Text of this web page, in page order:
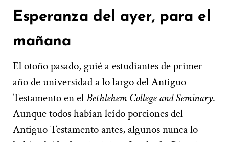
Esperanza del ayer, para el
mañana
El otoño pasado, guié a estudiantes de primer
año de universidad a lo largo del Antiguo
Testamento en elBethlehem College and Seminary.
Aunque todos habían leído porciones del
Antiguo Testamento antes, algunos nunca lo